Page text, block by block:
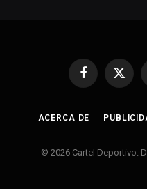
Facebook
X
ACERCA DE
© 2026 Cartel Deportivo.